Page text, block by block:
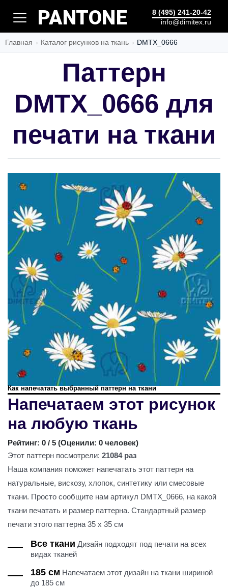
ЦЕНА
8 (495) 241-20-42
info@dimitex.ru
Главная Каталог рисунков на ткань DMTX_0666
Паттерн
DMTX_0666 для
печати на ткани
Как напечатать выбранный паттерн на ткани
Напечатаем этот рисунок
на любую ткань
Рейтинг: 0 / 5 (Оценили: 0 человек)
Этот паттерн посмотрели: 21084 раз
Наша компания поможет напечатать этот паттерн на
натуральные, вискозу, хлопок, синтетику или смесовые
ткани. Просто сообщите нам артикул DMTX_0666, на какой
ткани печатать и размер паттерна. Стандартный размер
печати этого паттерна 35 х 35 см
Все ткани Дизайн подходят под печати на всех
видах тканей
185 см Напечатаем этот дизайн на ткани шириной
до 185 см